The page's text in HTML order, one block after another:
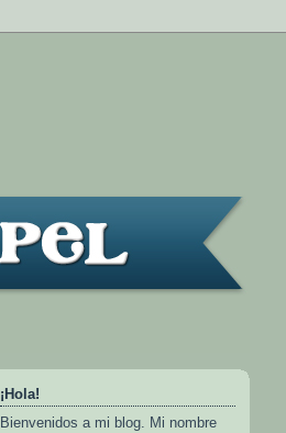
¡Hola!
Bienvenidos a mi blog. Mi nombre